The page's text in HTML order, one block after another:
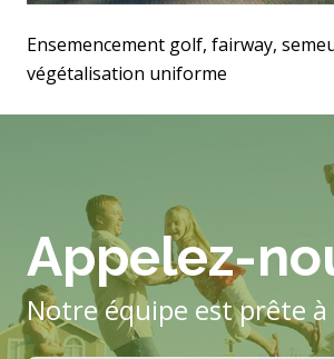
Ensemencement golf, fairway,
végétalisation uniforme
Appelez-
Notre équipe est prête